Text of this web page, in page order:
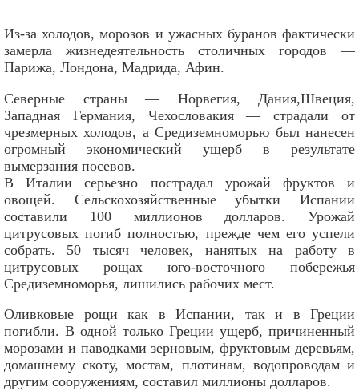
Из-за холодов, морозов и ужасных буранов фактически
замерла жизнедеятельность столичных городов —
Парижа, Лондона, Мадрида, Афин.
Северные страны — Норвегия, Дания,Швеция,
Западная Германия, Чехословакия — страдали от
чрезмерных холодов, а Средиземноморью был нанесен
огромный экономический ущерб в результате
вымерзания посевов.
В Италии серьезно пострадал урожай фруктов и
овощей. Сельскохозяйственные убытки Испании
составили 100 миллионов долларов. Урожай
цитрусовых погиб полностью, прежде чем его успели
собрать. 50 тысяч человек, нанятых на работу в
цитрусовых рощах юго-восточного побережья
Средиземноморья, лишились рабочих мест.
Оливковые рощи как в Испании, так и в Греции
погибли. В одной только Греции ущерб, причиненный
морозами и паводками зерновым, фруктовым деревьям,
домашнему скоту, мостам, плотинам, водопроводам и
другим сооружениям, составил миллионы долларов.